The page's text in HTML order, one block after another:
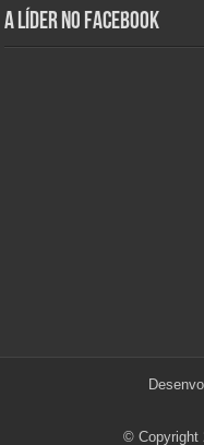
A Líder no Facebook
© Copyright